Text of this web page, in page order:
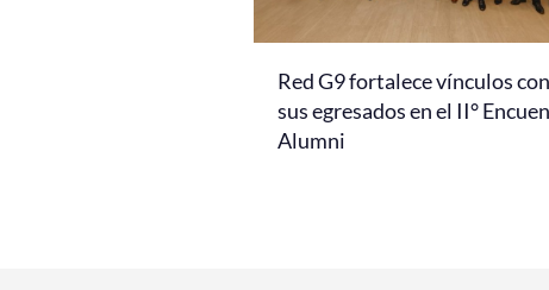
Red G9 fortalece vínculos con
sus egresados en el II°
Alumni